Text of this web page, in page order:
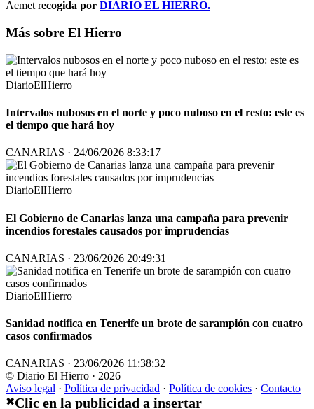
Aemet recogida por DIARIO EL HIERRO.
Más sobre El Hierro
DiarioElHierro
Intervalos nubosos en el norte y poco nuboso en el resto: este es
el tiempo que hará hoy
CANARIAS · 24/06/2026 8:33:17
DiarioElHierro
El Gobierno de Canarias lanza una campaña para prevenir
incendios forestales causados por imprudencias
CANARIAS · 23/06/2026 20:49:31
DiarioElHierro
Sanidad notifica en Tenerife un brote de sarampión con cuatro
casos confirmados
CANARIAS · 23/06/2026 11:38:32
© Diario El Hierro · 2026
Aviso legal · Política de privacidad · Política de cookies · Contacto
✖Clic en la publicidad a insertar